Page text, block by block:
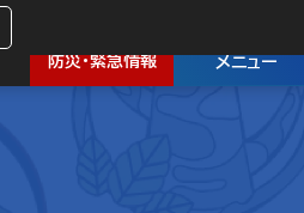
防災・緊急情報 メニュー